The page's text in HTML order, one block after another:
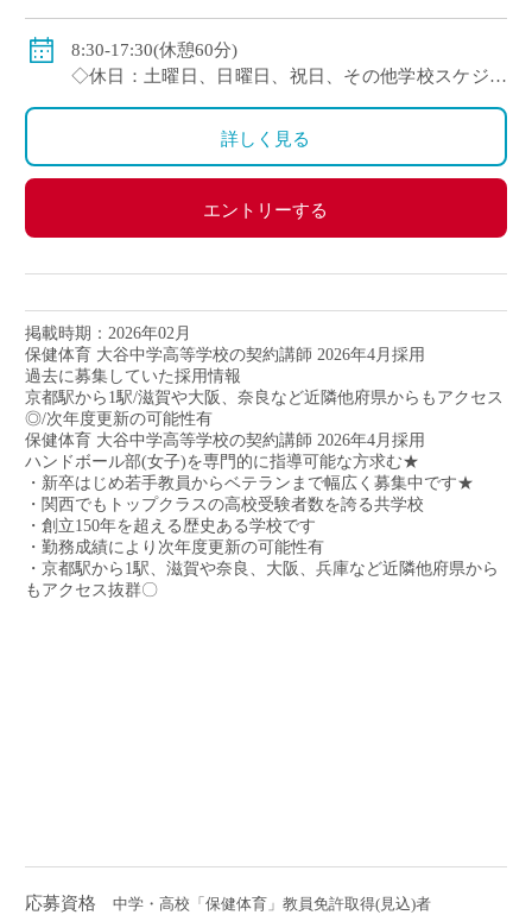
・450万円／経験3年：30歳（⽉給24万1300円＋賞与＋
他⼿当）
・500万円／経験6年：33歳（⽉給24万7900円＋賞与＋
◇賞与：有
◇保険：私学共済、雇用保険、労災保険
8:30-17:30(休憩60分)
◇休日：土曜日、日曜日、祝日、その他学校スケジュ
・年間休日120日のシフト制
詳しく見る
エントリーする
掲載時期：2026年02月
保健体育 大谷中学高等学校の契約講師 2026年4月採用
過去に募集していた採用情報
京都駅から1駅/滋賀や大阪、奈良など近隣他府県からもアクセス
◎/次年度更新の可能性有
保健体育 大谷中学高等学校の契約講師 2026年4月採用
ハンドボール部(女子)を専門的に指導可能な方求む★
・新卒はじめ若手教員からベテランまで幅広く募集中です★
・関西でもトップクラスの高校受験者数を誇る共学校
・創立150年を超える歴史ある学校です
・勤務成績により次年度更新の可能性有
・京都駅から1駅、滋賀や奈良、大阪、兵庫など近隣他府県から
もアクセス抜群〇
応募資格 中学・高校「保健体育」教員免許取得(見込)者